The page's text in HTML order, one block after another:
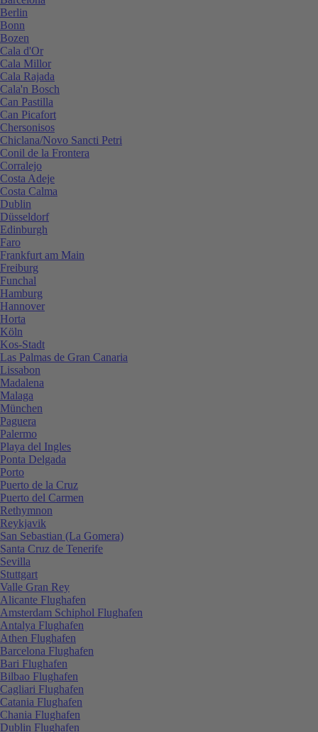
Berlin
Bonn
Bozen
Cala d'Or
Cala Millor
Cala Rajada
Cala'n Bosch
Can Pastilla
Can Picafort
Chersonisos
Chiclana/Novo Sancti Petri
Conil de la Frontera
Corralejo
Costa Adeje
Costa Calma
Dublin
Düsseldorf
Edinburgh
Faro
Frankfurt am Main
Freiburg
Funchal
Hamburg
Hannover
Horta
Köln
Kos-Stadt
Las Palmas de Gran Canaria
Lissabon
Madalena
Malaga
München
Paguera
Palermo
Playa del Ingles
Ponta Delgada
Porto
Puerto de la Cruz
Puerto del Carmen
Rethymnon
Reykjavik
San Sebastian (La Gomera)
Santa Cruz de Tenerife
Sevilla
Stuttgart
Valle Gran Rey
Alicante Flughafen
Amsterdam Schiphol Flughafen
Antalya Flughafen
Athen Flughafen
Barcelona Flughafen
Bari Flughafen
Bilbao Flughafen
Cagliari Flughafen
Catania Flughafen
Chania Flughafen
Dublin Flughafen